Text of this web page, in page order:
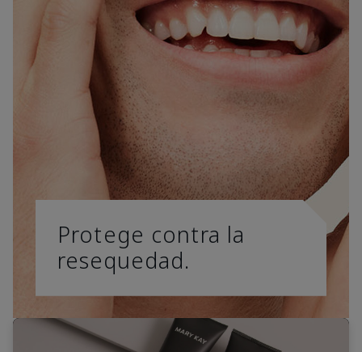
Protege contra la
resequedad.